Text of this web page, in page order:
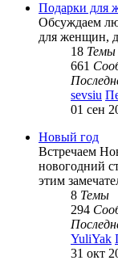
Подарки для
Обсуждаем
для женщин,
18 Темы
661
sevsiu
01 сен
Новый год
Встречаем
новогодний
этим
8 Темы
294
YuliYak
31 окт